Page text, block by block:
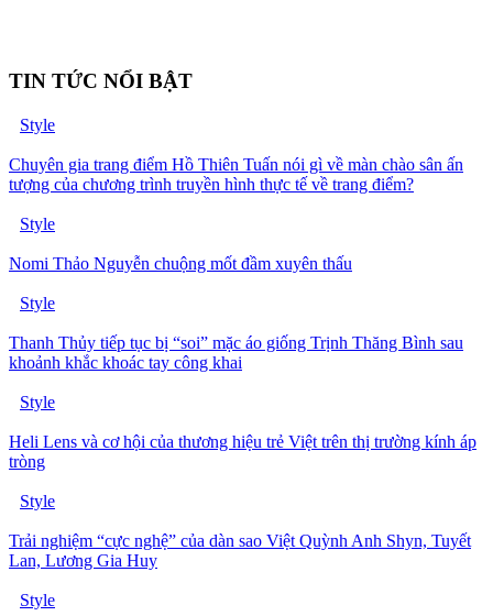
TIN TỨC NỔI BẬT
Style
Chuyên gia trang điểm Hồ Thiên Tuấn nói gì về màn chào sân ấn
tượng của chương trình truyền hình thực tế về trang điểm?
Style
Nomi Thảo Nguyễn chuộng mốt đầm xuyên thấu
Style
Thanh Thủy tiếp tục bị “soi” mặc áo giống Trịnh Thăng Bình sau
khoảnh khắc khoác tay công khai
Style
Heli Lens và cơ hội của thương hiệu trẻ Việt trên thị trường kính áp
tròng
Style
Trải nghiệm “cực nghệ” của dàn sao Việt Quỳnh Anh Shyn, Tuyết
Lan, Lương Gia Huy
Style